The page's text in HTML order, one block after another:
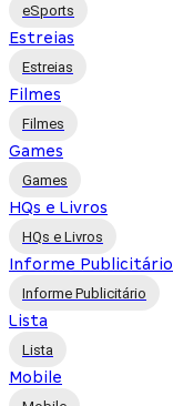
eSports
Estreias
Estreias
Filmes
Filmes
Games
Games
HQs e Livros
HQs e Livros
Informe Publicitário
Informe Publicitário
Lista
Lista
Mobile